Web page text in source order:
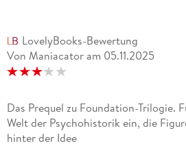
LovelyBooks-Bewertung
Von Maniacator am 05.11.2025
Das Prequel zu Foundation-Trilogie.
Welt der Psychohistorik ein, die
hinter der Idee